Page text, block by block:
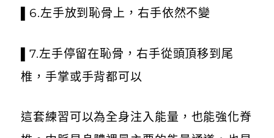
▌6.左手放到恥骨上，右手依然不變
▌7.左手停留在恥骨，右手從頭頂移到尾
椎，手掌或手背都可以
這套練習可以為全身注入能量，也能強化脊